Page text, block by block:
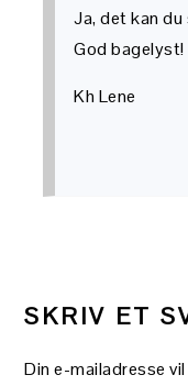
Ja, det kan
God bagelyst!
Kh Lene
SKRIV ET
Din e-mailadresse